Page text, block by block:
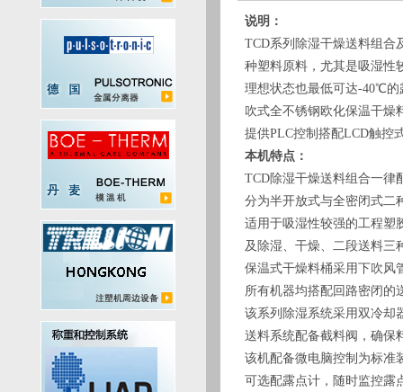
说明：
TCD系列除湿干燥送料组合
种塑料原料，尤其是吸湿性
理想状态也最低可达-40℃的
吹式全不锈钢欧化保温干燥
提供PLC控制搭配LCD触控
本机特点：
TCD除湿干燥送料组合一律
分为半开放式与全密闭式二
适用于吸湿性较强的工程塑
及除湿、干燥、二段送料三
保温式干燥料桶采用下吹风
所有机器均搭配回路密闭的
该系列除湿系统采用双冷却
送料系统配备截料阀，确保
该机配备微电脑控制为标准
可选配露点计，随时监控露